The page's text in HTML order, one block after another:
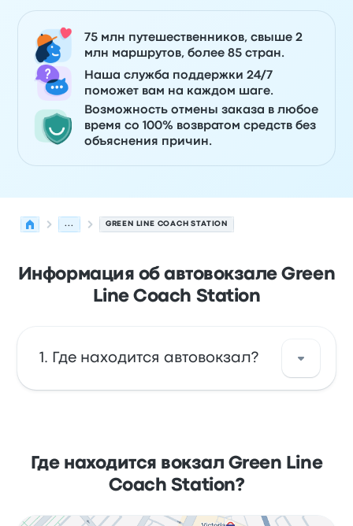
75 млн путешественников, свыше 2
млн маршрутов, более 85 стран.
Наша служба поддержки 24/7
поможет вам на каждом шаге.
Возможность отмены заказа в любое
время со 100% возвратом средств без
объяснения причин.
... GREEN LINE COACH STATION
Информация об автовокзале Green
Line Coach Station
Где находится автовокзал?
UK. Посмотреть адрес на карте Лондон.
Где находится вокзал Green Line
Coach Station?